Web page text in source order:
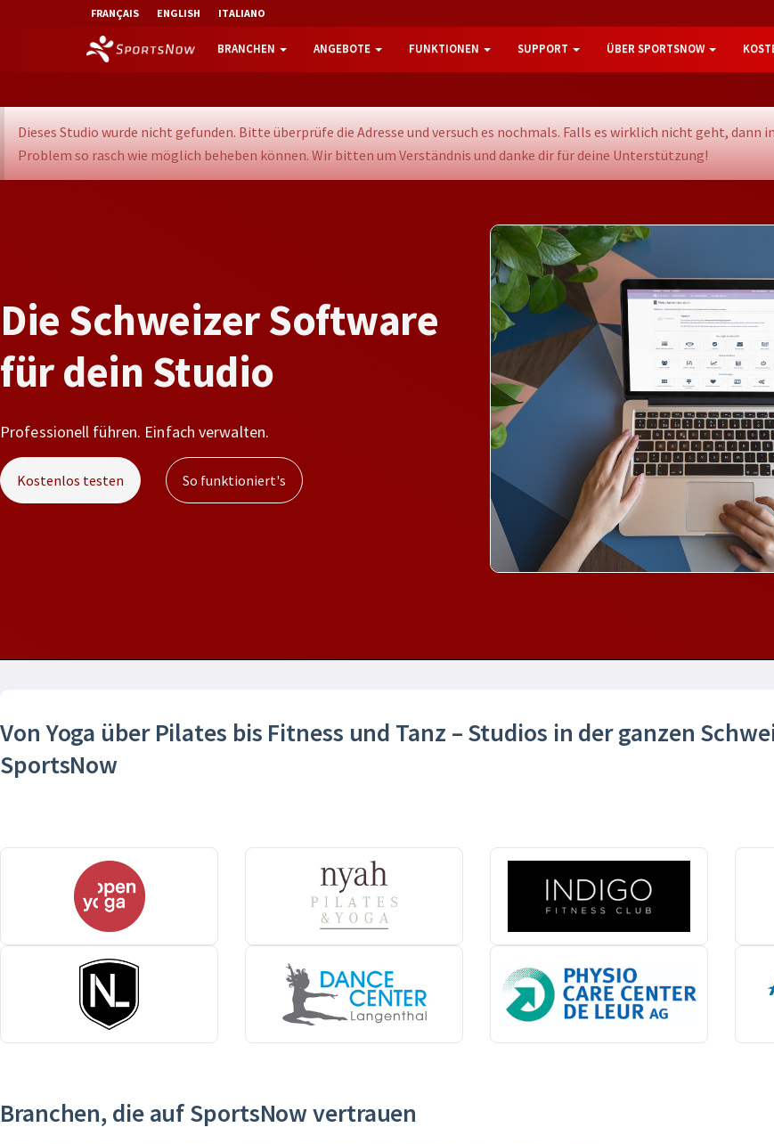
FRANÇAIS ENGLISH ITALIANO
BRANCHEN ANGEBOTE FUNKTIONEN SUPPORT ÜBER SPORTSNOW
Dieses Studio wurde nicht gefunden. Bitte überprüfe die Adresse und versuch es nochmals. Falls es wirklich nicht geht, dann
Problem so rasch wie möglich beheben können. Wir bitten um Verständnis und danke dir für deine Unterstützung!
Die SchweizerSoftware
fürdein Studio
Professionell führen. Einfach verwalten.
Kostenlos testen So funktioniert's
Von Yoga über Pilates bis Fitness und Tanz – Studios in der ganzen
SportsNow
Branchen, die auf SportsNow vertrauen